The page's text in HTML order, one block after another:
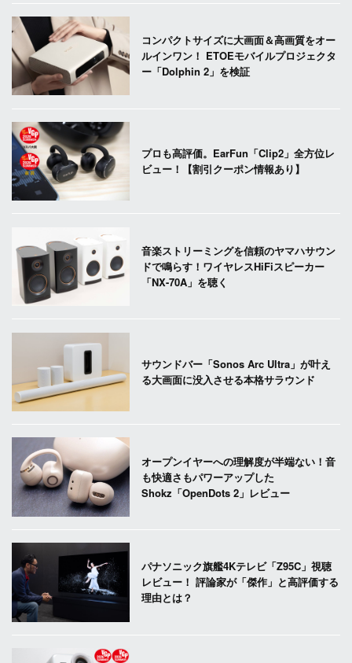
コンパクトサイズに大画面＆高画質をオー
ルインワン！ ETOEモバイルプロジェクタ
ー「Dolphin 2」を検証
プロも高評価。EarFun「Clip2」全方位レ
ビュー！【割引クーポン情報あり】
音楽ストリーミングを信頼のヤマハサウン
ドで鳴らす！ワイヤレスHiFiスピーカー
「NX-70A」を聴く
サウンドバー「Sonos Arc Ultra」が叶え
る大画面に没入させる本格サラウンド
オープンイヤーへの理解度が半端ない！音
も快適さもパワーアップした
Shokz「OpenDots 2」レビュー
パナソニック旗艦4Kテレビ「Z95C」視聴
レビュー！ 評論家が「傑作」と高評価する
理由とは？